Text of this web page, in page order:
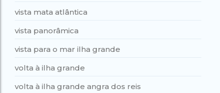
vista mata atlântica
vista panorâmica
vista para o mar ilha grande
volta à ilha grande
volta à ilha grande angra dos reis